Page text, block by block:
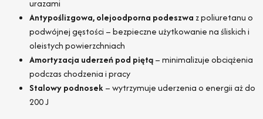
urazami
Antypoślizgowa, olejoodporna podeszwa z poliuretanu o
podwójnej gęstości – bezpieczne użytkowanie na śliskich i
oleistych powierzchniach
Amortyzacja uderzeń pod piętą– minimalizuje obciążenia
podczas chodzenia i pracy
Stalowy podnosek– wytrzymuje uderzenia o energii aż do
200 J